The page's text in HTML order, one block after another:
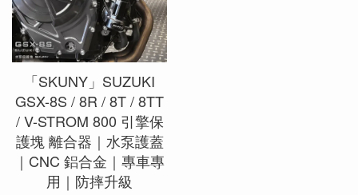
「SKUNY」SUZUKI
GSX-8S / 8R / 8T / 8TT
/ V-STROM 800 引擎保
護塊 離合器｜水泵護蓋
｜CNC 鋁合金｜專車專
用｜防摔升級